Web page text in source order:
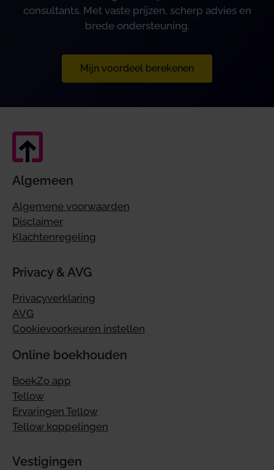
consultants. Met vaste prijzen, scherp advies en
brede ondersteuning.
Mijn voordeel berekenen
Algemeen
Algemene voorwaarden
Disclaimer
Klachtenregeling
Privacy & AVG
Privacyverklaring
AVG
Cookievoorkeuren instellen
Online boekhouden
BoekZo app
Tellow
Ervaringen Tellow
Tellow koppelingen
Vestigingen